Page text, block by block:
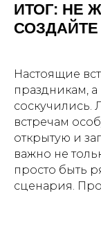
ИТОГ: НЕ
Настоящие
праздникам,
соскучились.
встречам
открытую и
важно не
просто быть
сценария.